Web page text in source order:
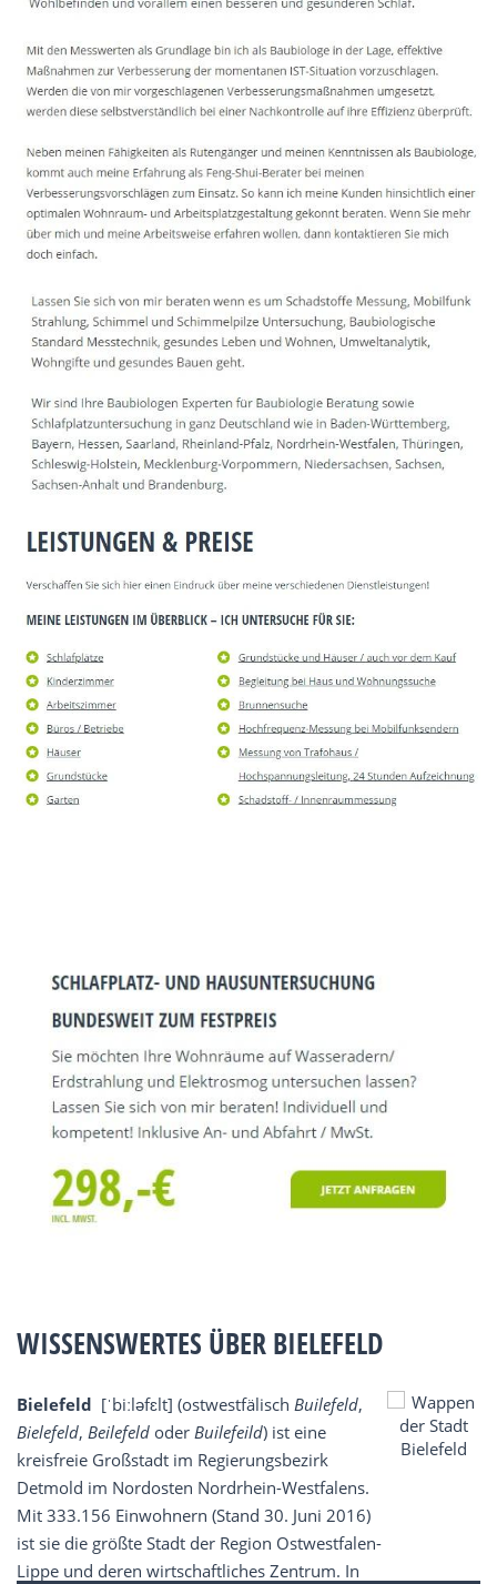
WISSENSWERTES ÜBER BIELEFELD
Bielefeld [ˈbiːləfɛlt] (ostwestfälisch Builefeld,
Bielefeld, Beilefeld oder Builefeild) ist eine
kreisfreie Großstadt im Regierungsbezirk
Detmold im Nordosten Nordrhein-Westfalens.
Mit 333.156 Einwohnern (Stand 30. Juni 2016)
ist sie die größte Stadt der Region Ostwestfalen-
Lippe und deren wirtschaftliches Zentrum. In